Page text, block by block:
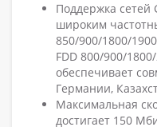
Поддержка сетей
широким
850/900/1800/
FDD 800/900/
обеспечивает
Германии,
Максимальная
достигает 150